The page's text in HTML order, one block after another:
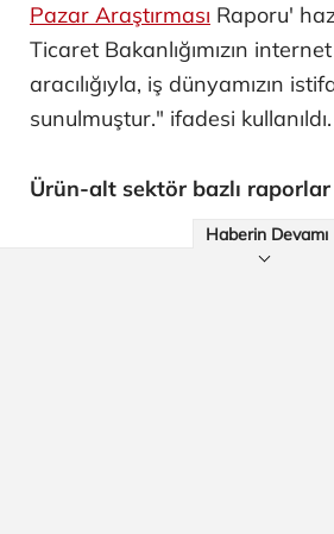
Pazar Araştırması Raporu'
Ticaret Bakanlığımızın
aracılığıyla, iş dünyamızın
sunulmuştur." ifadesi kullanıldı.
Ürün-alt sektör bazlı raporlar
Haberin Devamı